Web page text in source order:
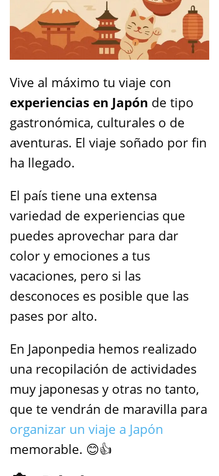
Vive al máximo tu viaje con
experiencias en Japón de tipo
gastronómica, culturales o de
aventuras. El viaje soñado por fin
ha llegado.
El país tiene una extensa
variedad de experiencias que
puedes aprovechar para dar
color y emociones a tus
vacaciones, pero si las
desconoces es posible que las
pases por alto.
En Japonpedia hemos realizado
una recopilación de actividades
muy japonesas y otras no tanto,
que te vendrán de maravilla para
organizar un viaje a Japón
memorable. 😊👍